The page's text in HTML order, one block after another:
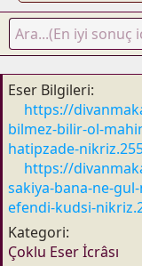
n
u
y
u
a
ş
l
a
t
a
Eser Bilgileri
https://
bilmez-bilir-ol-
hatipzade-
https://
sakiya-bana-ne-
efendi-kudsi-
Kategori
Çoklu Eser İcrâsı